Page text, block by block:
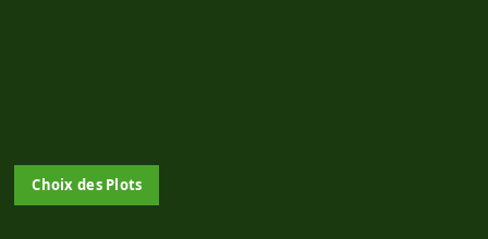
Choix des Plots